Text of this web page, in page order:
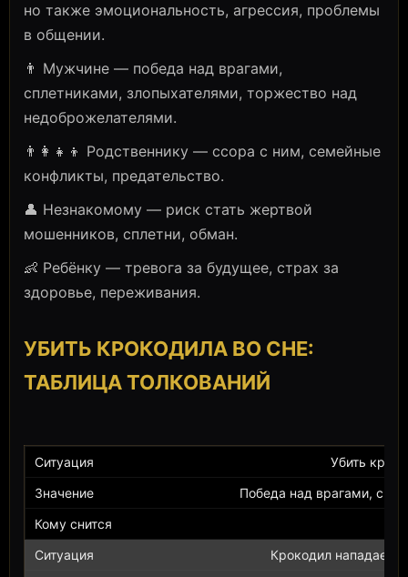
но также эмоциональность, агрессия, проблемы
в общении.
👨 Мужчине — победа над врагами,
сплетниками, злопыхателями, торжество над
недоброжелателями.
👨‍👩‍👧‍👦 Родственнику — ссора с ним, семейные
конфликты, предательство.
👤 Незнакомому — риск стать жертвой
мошенников, сплетни, обман.
👶 Ребёнку — тревога за будущее, страх за
здоровье, переживания.
УБИТЬ КРОКОДИЛА ВО СНЕ:
ТАБЛИЦА ТОЛКОВАНИЙ
Убить
Победа над врагами,
Крокодил нападает